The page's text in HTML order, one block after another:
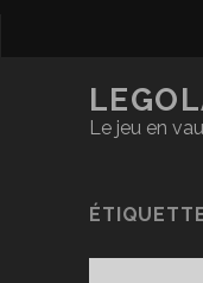
Le jeu en